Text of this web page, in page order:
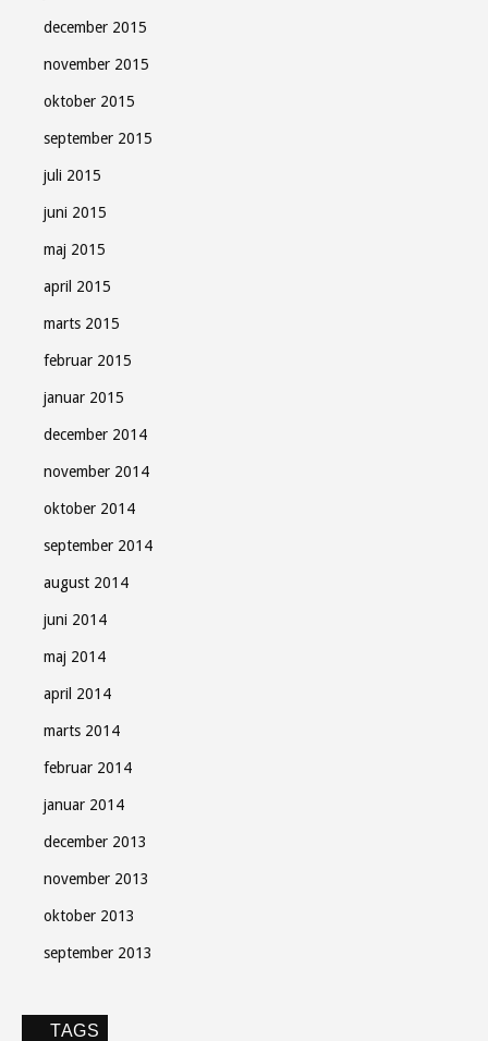
december 2015
november 2015
oktober 2015
september 2015
juli 2015
juni 2015
maj 2015
april 2015
marts 2015
februar 2015
januar 2015
december 2014
november 2014
oktober 2014
september 2014
august 2014
juni 2014
maj 2014
april 2014
marts 2014
februar 2014
januar 2014
december 2013
november 2013
oktober 2013
september 2013
TAGS